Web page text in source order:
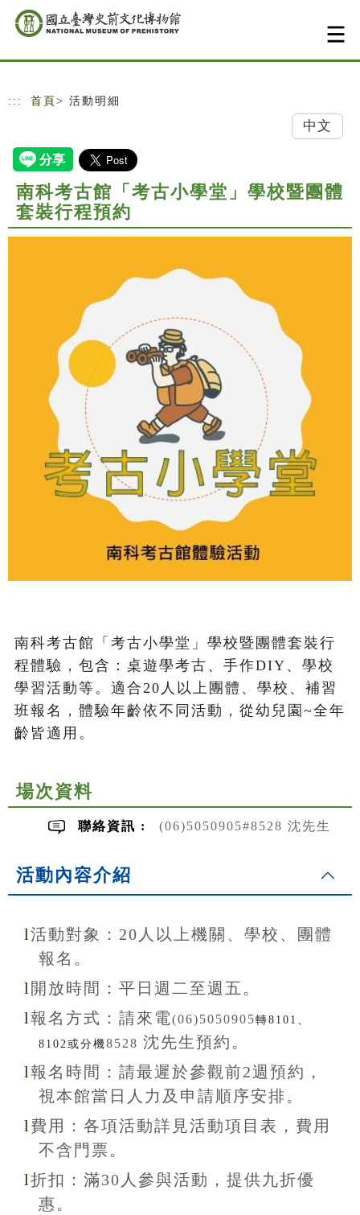
跳到主要內容
網站導覽
::: 首頁 > 活動明細
中文
南科考古館「考古小學堂」學校暨團體
套裝行程預約
南科考古館「考古小學堂」學校暨團體套裝行
程體驗，包含：桌遊學考古、手作DIY、學校
學習活動等。適合20人以上團體、學校、補習
班報名，體驗年齡依不同活動，從幼兒園~全年
齡皆適用。
場次資料
聯絡資訊 : (06)5050905#8528 沈先生
活動內容介紹
l活動對象：20 人以上機關、學校、團體
報名。
l 開放時間： 平日週二至週五。
l報名方式： 請來電(06)5050905轉8101、
8102或分機8528 沈先生預約。
l報名 時間： 請最遲於參觀前2週預約，
視本館當日人力及申請順序安排。
l 費用：各項活動詳見活動項目表，費用
不含 門票。
l折扣 ：滿30 人參與活動，提供九折優
惠 。